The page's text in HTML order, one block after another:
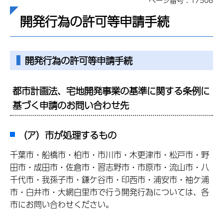
開発行為の許可等申請手続
開発行為の許可等申請手続
都市計画法、宅地開発事業の基準に関する条例に
基づく申請のお問い合わせ先
（ア）市が処理するもの
千葉市・船橋市・柏市・市川市・木更津市・松戸市・野
田市・成田市・佐倉市・習志野市・市原市・流山市・八
千代市・我孫子市・鎌ケ谷市・印西市・浦安市・袖ケ浦
市・白井市・大網白里市で行う開発行為については、各
市にお問い合わせください。